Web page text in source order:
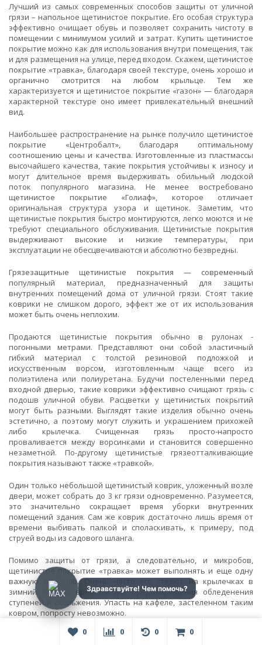
Лучший из самых современных способов защиты от уличной
грязи – напольное щетинистое покрытие. Его особая структура
эффективно очищает обувь и позволяет сохранить чистоту в
помещении с минимумом усилий и затрат. Купить щетинистое
покрытие можно как для использования внутри помещения, так
и для размещения на улице, перед входом. Скажем, щетинистое
покрытие «травка», благодаря своей текстуре, очень хорошо и
органично смотрится на любом крыльце. Тем же
характеризуется и щетинистое покрытие «газон» — благодаря
характерной текстуре оно имеет привлекательный внешний
вид.
Наибольшее распространение на рынке получило щетинистое
покрытие «Центробалт», благодаря оптимальному
соотношению цены и качества. Изготовленные из пластмассы
высочайшего качества, такие покрытия устойчивы к износу и
могут длительное время выдерживать обильный людской
поток популярного магазина. Не менее востребовано
щетинистое покрытие «Голиаф», которое отличает
оригинальная структура узора и щетинок. Заметим, что
щетинистые покрытия быстро монтируются, легко моются и не
требуют специального обслуживания. Щетинистые покрытия
выдерживают высокие и низкие температуры, при
эксплуатации не обесцвечиваются и абсолютно безвредны.
Грязезащитные щетинистые покрытия — современный
популярный материал, предназначенный для защиты
внутренних помещений дома от уличной грязи. Стоят такие
коврики не слишком дорого, эффект же от их использования
может быть очень неплохим.
Продаются щетинистые покрытия обычно в рулонах -
погонными метрами. Представляют они собой эластичный
гибкий материал с толстой резиновой подложкой и
искусственным ворсом, изготовленным чаще всего из
полиэтилена или полиуретана. Будучи постеленными перед
входной дверью, такие коврики эффективно счищают грязь с
подошв уличной обуви. Расцветки у щетинистых покрытий
могут быть разными. Выглядят такие изделия обычно очень
эстетично, а поэтому могут служить и украшением прихожей
либо крылечка. Счищенная грязь просто-напросто
проваливается между ворсинками и становится совершенно
незаметной. По-другому щетинистые грязеотталкивающие
покрытия называют также «травкой».
Один только небольшой щетинистый коврик, уложенный возле
двери, может собрать до 3 кг грязи одновременно. Разумеется,
это значительно сокращает время уборки внутренних
помещений здания. Сам же коврик достаточно лишь время от
времени выбивать палкой и споласкивать, к примеру, под
струей воды из садового шланга.
Помимо защиты от грязи, а следовательно, и микробов,
щетинистое покрытие «травка» может выполнять и еще одну
важную функцию. Очень часто его стелют на крылечках в
зимний период времени для предотвращения обледенения
ступеней и скольжения. Упасть на кафеле, застеленном таким
ковром, попросту невозможно.
Различаться щетинистое покрытие может по
0 0 0 0